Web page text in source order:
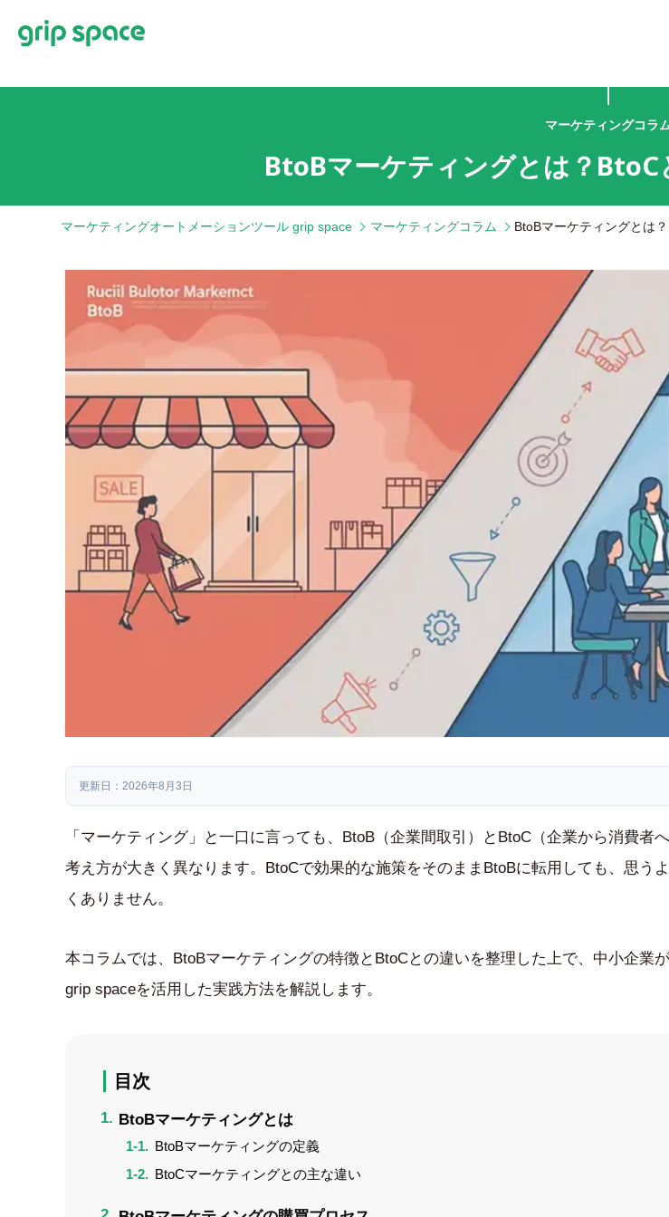
マーケティングコラ
BtoBマーケティングとは？BtoC
マーケティングオートメーションツール grip space マーケティングコラム BtoBマーケティングとは
更新日：2026年8月3日
「マーケティング」と一口に言っても、BtoB（企業間取引）とBtoC（企業から消費者
考え方が大きく異なります。BtoCで効果的な施策をそのままBtoBに転用しても、思う
くありません。
本コラムでは、BtoBマーケティングの特徴とBtoCとの違いを整理した上で、中小企業
grip spaceを活用した実践方法を解説します。
目次
BtoBマーケティングとは
BtoBマーケティングの定義
BtoCマーケティングとの主な違い